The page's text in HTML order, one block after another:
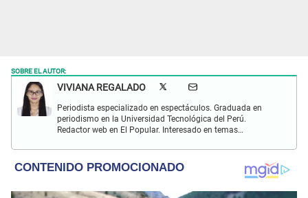
SOBRE EL AUTOR:
VIVIANA REGALADO
Periodista especializado en espectáculos. Graduada en
periodismo en la Universidad Tecnológica del Perú.
Redactor web en El Popular. Interesado en temas
y crónicas.